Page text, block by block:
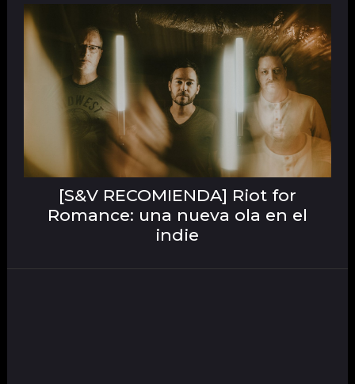
[S&V RECOMIENDA] Riot for
Romance: una nueva ola en el
indie